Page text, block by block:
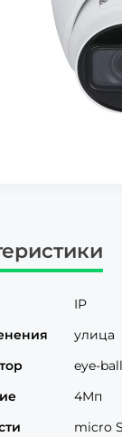
IP
улица
eye-ball
4Мп
micro